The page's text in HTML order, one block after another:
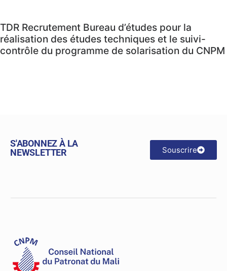
TDR Recrutement Bureau d’études pour la
réalisation des études techniques et le suivi-
contrôle du programme de solarisation du CNPM
S'ABONNEZ À LA
NEWSLETTER
Souscrire